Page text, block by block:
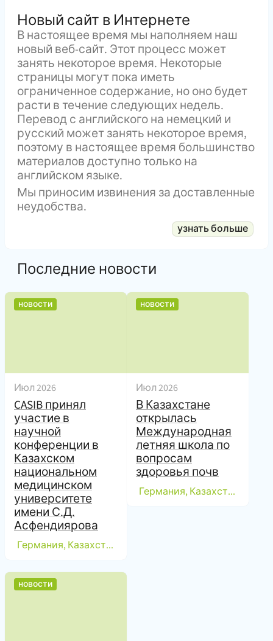
Новый сайт в Интернете
В настоящее время мы наполняем наш
новый веб-сайт. Этот процесс может
занять некоторое время. Некоторые
страницы могут пока иметь
ограниченное содержание, но оно будет
расти в течение следующих недель.
Перевод с английского на немецкий и
русский может занять некоторое время,
поэтому в настоящее время большинство
материалов доступно только на
английском языке.
Мы приносим извинения за доставленные
неудобства.
Последние новости
CASIB принял
участие в
научной
конференции в
Казахском
национальном
медицинском
университете
имени С.Д.
Асфендиярова
новости
Июл 2026
( Германия, Казахстан
В Казахстане
открылась
Международная
летняя школа по
вопросам
здоровья почв
новости
Июл 2026
( Германия, Казахстан, Казахстан, Таджикистан, Узбекистан
новости